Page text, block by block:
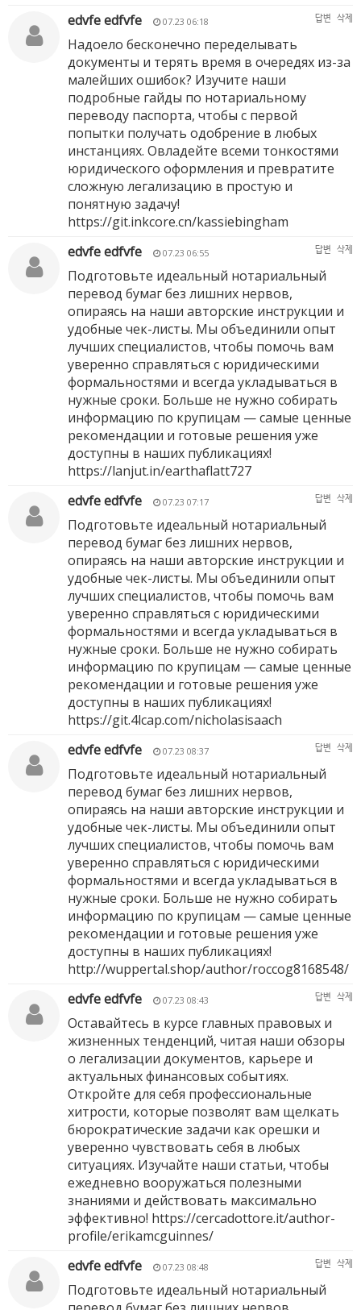
edvfe edfvfe
07.23 06:18 답변 삭제
Надоело бесконечно переделывать
документы и терять время в очередях из-за
малейших ошибок? Изучите наши
подробные гайды по нотариальному
переводу паспорта, чтобы с первой
попытки получать одобрение в любых
инстанциях. Овладейте всеми тонкостями
юридического оформления и превратите
сложную легализацию в простую и
понятную задачу!
https://git.inkcore.cn/kassiebingham
edvfe edfvfe
07.23 06:55 답변 삭제
Подготовьте идеальный нотариальный
перевод бумаг без лишних нервов,
опираясь на наши авторские инструкции и
удобные чек-листы. Мы объединили опыт
лучших специалистов, чтобы помочь вам
уверенно справляться с юридическими
формальностями и всегда укладываться в
нужные сроки. Больше не нужно собирать
информацию по крупицам — самые ценные
рекомендации и готовые решения уже
доступны в наших публикациях!
https://lanjut.in/earthaflatt727
edvfe edfvfe
07.23 07:17 답변 삭제
Подготовьте идеальный нотариальный
перевод бумаг без лишних нервов,
опираясь на наши авторские инструкции и
удобные чек-листы. Мы объединили опыт
лучших специалистов, чтобы помочь вам
уверенно справляться с юридическими
формальностями и всегда укладываться в
нужные сроки. Больше не нужно собирать
информацию по крупицам — самые ценные
рекомендации и готовые решения уже
доступны в наших публикациях!
https://git.4lcap.com/nicholasisaach
edvfe edfvfe
07.23 08:37 답변 삭제
Подготовьте идеальный нотариальный
перевод бумаг без лишних нервов,
опираясь на наши авторские инструкции и
удобные чек-листы. Мы объединили опыт
лучших специалистов, чтобы помочь вам
уверенно справляться с юридическими
формальностями и всегда укладываться в
нужные сроки. Больше не нужно собирать
информацию по крупицам — самые ценные
рекомендации и готовые решения уже
доступны в наших публикациях!
http://wuppertal.shop/author/roccog8168548/
edvfe edfvfe
07.23 08:43 답변 삭제
Оставайтесь в курсе главных правовых и
жизненных тенденций, читая наши обзоры
о легализации документов, карьере и
актуальных финансовых событиях.
Откройте для себя профессиональные
хитрости, которые позволят вам щелкать
бюрократические задачи как орешки и
уверенно чувствовать себя в любых
ситуациях. Изучайте наши статьи, чтобы
ежедневно вооружаться полезными
знаниями и действовать максимально
эффективно! https://cercadottore.it/author-
profile/erikamcguinnes/
edvfe edfvfe
07.23 08:48 답변 삭제
Подготовьте идеальный нотариальный